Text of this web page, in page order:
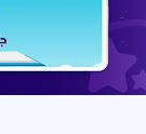
용적인 문학 장